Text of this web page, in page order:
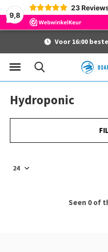
9,8
23
Voor 16:00
Hydroponic
Seen 0 of